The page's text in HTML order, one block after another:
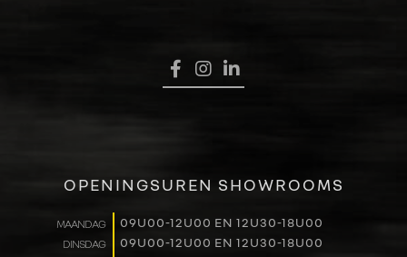
RENAULT PRO+
OPENINGSUREN SHOWROOMS
MAANDAG 09U00-12U00 EN 12U30-18U00
DINSDAG 09U00-12U00 EN 12U30-18U00